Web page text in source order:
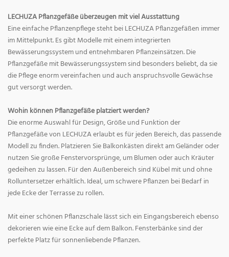
LECHUZA Pflanzgefäße überzeugen mit viel Ausstattung
Eine einfache Pflanzenpflege steht bei LECHUZA Pflanzgefäßen immer
im Mittelpunkt. Es gibt Modelle mit einem integrierten
Bewässerungssystem und entnehmbaren Pflanzeinsätzen. Die
Pflanzgefäße mit Bewässerungssystem sind besonders beliebt, da sie
die Pflege enorm vereinfachen und auch anspruchsvolle Gewächse
gut versorgt werden.
Wohin können Pflanzgefäße platziert werden?
Die enorme Auswahl für Design, Größe und Funktion der
Pflanzgefäße von LECHUZA erlaubt es für jeden Bereich, das passende
Modell zu finden. Platzieren Sie Balkonkästen direkt am Geländer oder
nutzen Sie große Fenstervorsprünge, um Blumen oder auch Kräuter
gedeihen zu lassen. Für den Außenbereich sind Kübel mit und ohne
Rolluntersetzer erhältlich. Ideal, um schwere Pflanzen bei Bedarf in
jede Ecke der Terrasse zu rollen.
Mit einer schönen Pflanzschale lässt sich ein Eingangsbereich ebenso
dekorieren wie eine Ecke auf dem Balkon. Fensterbänke sind der
perfekte Platz für sonnenliebende Pflanzen.